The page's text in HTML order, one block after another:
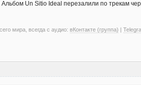
Un Sitio Ideal перезалили по трекам
мира, всегда с аудио: вКонтакте (группа)